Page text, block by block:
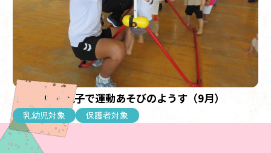
【乳幼児】親子で運動あそびのようす（9月）
乳幼児対象 保護者対象